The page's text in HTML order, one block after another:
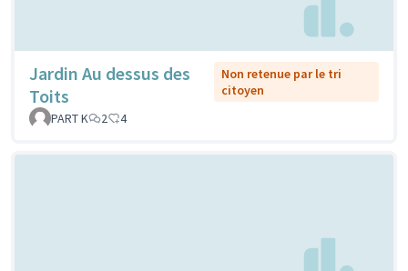
Jardin Au dessus des
Toits
Non retenue par le tri
citoyen
PART K
2 4